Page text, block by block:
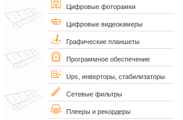
Цифровые фоторамки
Цифровые видеокамеры
Графические планшеты
Программное обеспечение
Ups, инверторы, стабилизаторы
Сетевые фильтры
Плееры и рекордеры